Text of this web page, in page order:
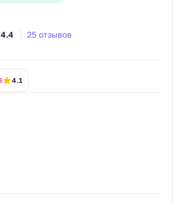
4.4
25 отзывов
4.1